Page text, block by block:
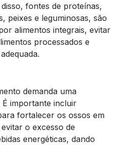
fontes de proteínas,
peixes e leguminosas, são
alimentos integrais, evitar
processados e
demanda uma
É importante incluir
fortalecer os ossos em
o excesso de
energéticas, dando